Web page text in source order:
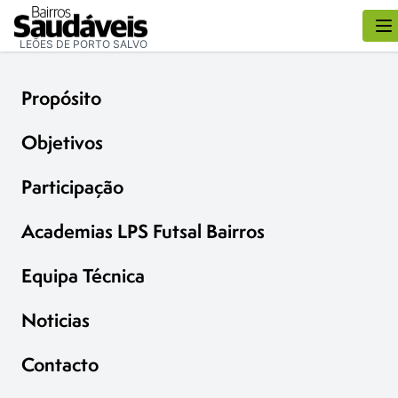
LEÕES DE PORTO SALVO
Propósito
Objetivos
Participação
Academias LPS Futsal Bairros
Equipa Técnica
Noticias
Contacto